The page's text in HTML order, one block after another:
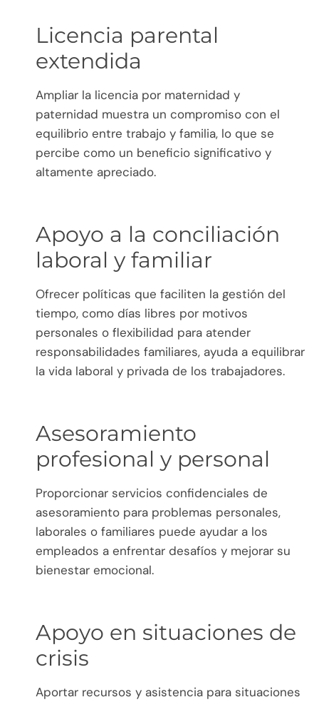
Licencia parental
extendida
Ampliar la licencia por maternidad y
paternidad muestra un compromiso con el
equilibrio entre trabajo y familia, lo que se
percibe como un beneficio significativo y
altamente apreciado.
Apoyo a la conciliación
laboral y familiar
Ofrecer políticas que faciliten la gestión del
tiempo, como días libres por motivos
personales o flexibilidad para atender
responsabilidades familiares, ayuda a equilibrar
la vida laboral y privada de los trabajadores.
Asesoramiento
profesional y personal
Proporcionar servicios confidenciales de
asesoramiento para problemas personales,
laborales o familiares puede ayudar a los
empleados a enfrentar desafíos y mejorar su
bienestar emocional.
Apoyo en situaciones de
crisis
Aportar recursos y asistencia para situaciones